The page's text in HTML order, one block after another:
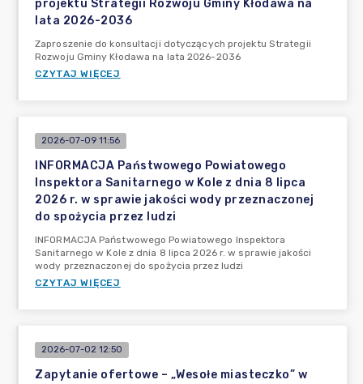
projektu Strategii Rozwoju Gminy Kłodawa na
lata 2026-2036
Zaproszenie do konsultacji dotyczących projektu Strategii
Rozwoju Gminy Kłodawa na lata 2026-2036
CZYTAJ WIĘCEJ
2026-07-09 11:56
INFORMACJA Państwowego Powiatowego
Inspektora Sanitarnego w Kole z dnia 8 lipca
2026 r. w sprawie jakości wody przeznaczonej
do spożycia przez ludzi
INFORMACJA Państwowego Powiatowego Inspektora
Sanitarnego w Kole z dnia 8 lipca 2026 r. w sprawie jakości
wody przeznaczonej do spożycia przez ludzi
CZYTAJ WIĘCEJ
2026-07-02 12:50
Zapytanie ofertowe – „Wesołe miasteczko” w